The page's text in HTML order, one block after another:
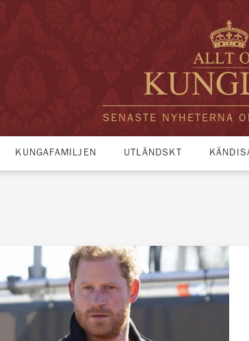
SENASTE NYHETERNA
KUNGAFAMILJEN UTLÄNDSKT